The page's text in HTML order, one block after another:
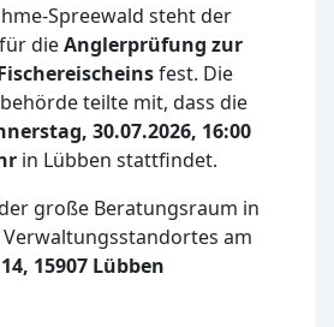
Spreewald steht der
dieAnglerprüfung zur
fest. Die
teilte mit, dass die
30.07.2026, 16:00
in Lübben stattfindet.
große Beratungsraum in
Verwaltungsstandortes am
15907 Lübben